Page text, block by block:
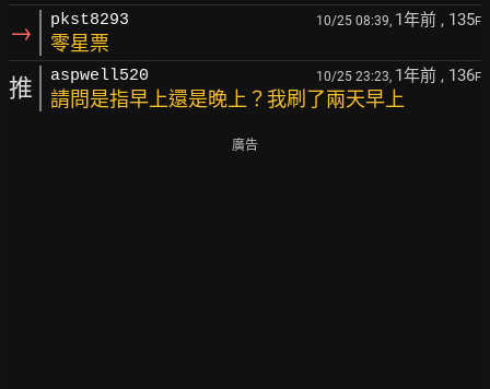
→ pkst8293 10/25 08:39, 1年前 , 135F
零星票
推 aspwell520 10/25 23:23, 1年前 , 136F
請問是指早上還是晚上？我刷了兩天早上
廣告